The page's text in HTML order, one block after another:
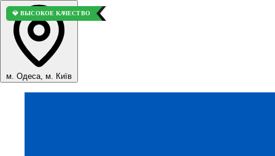
м. Одеса, м. Київ
⭐ ВЫБОР ПОКУПАТЕЛЕЙ
💎 ВЫСОКОЕ КАЧЕСТВО
💎 ВЫСОКОЕ КАЧЕСТВО